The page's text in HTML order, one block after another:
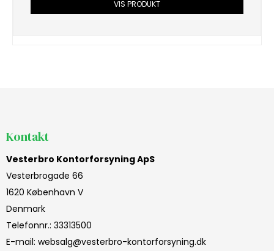
VIS PRODUKT
Kontakt
Vesterbro Kontorforsyning ApS
Vesterbrogade 66
1620 København V
Denmark
Telefonnr.: 33313500
E-mail: websalg@vesterbro-kontorforsyning.dk